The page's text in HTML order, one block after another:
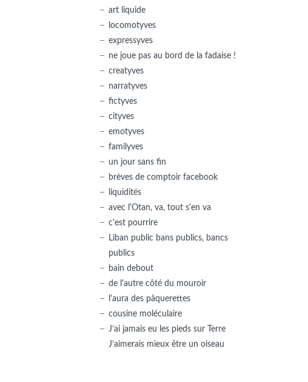
art liquide
locomotyves
expressyves
ne joue pas au bord de la fadaise !
creatyves
narratyves
fictyves
cityves
emotyves
familyves
un jour sans fin
brèves de comptoir facebook
liquidités
avec l'Otan, va, tout s'en va
c'est pourrire
Liban public bans publics, bancs
publics
bain debout
de l'autre côté du mouroir
l'aura des pâquerettes
cousine moléculaire
J’ai jamais eu les pieds sur Terre
J’aimerais mieux être un oiseau